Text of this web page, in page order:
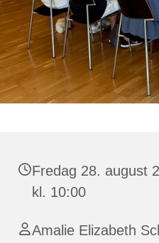
Fredag 28. august
kl. 10:00
Amalie Elizabeth